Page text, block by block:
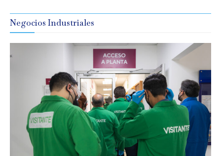
Negocios Industriales